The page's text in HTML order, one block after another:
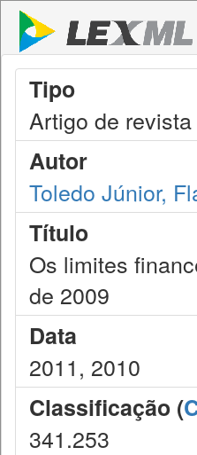
Tipo
Artigo de revista
Autor
Toledo Júnior,
Título
Os limites
de 2009
Data
2011, 2010
Classificação (
341.253